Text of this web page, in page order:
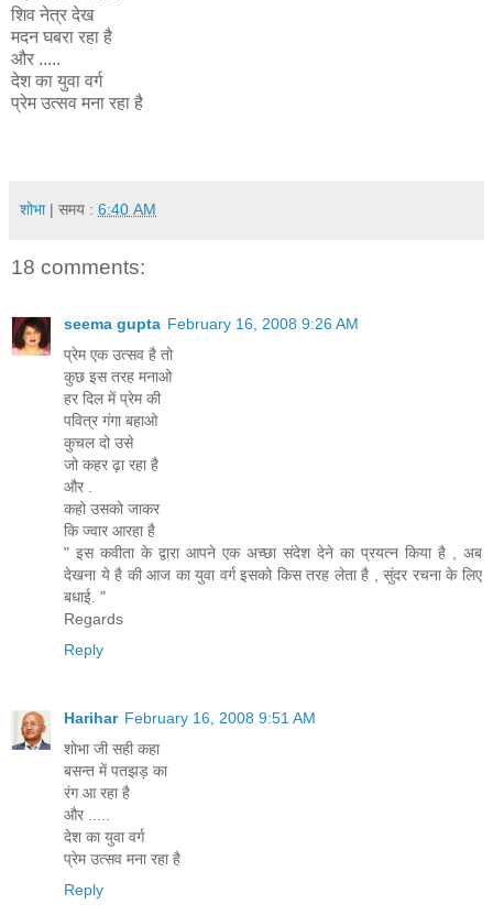
शिव नेत्र देख
मदन घबरा रहा है
और .....
देश का युवा वर्ग
प्रेम उत्सव मना रहा है
शोभा | समय : 6:40 AM
18 comments:
seema gupta February 16, 2008 9:26 AM
प्रेम एक उत्सव है तो
कुछ इस तरह मनाओ
हर दिल में प्रेम की
पवित्र गंगा बहाओ
कुचल दो उसे
जो कहर ढ़ा रहा है
और .
कहो उसको जाकर
कि ज्वार आरहा है
" इस कवीता के द्वारा आपने एक अच्छा संदेश देने का प्रयत्न किया है , अब
देखना ये है की आज का युवा वर्ग इसको किस तरह लेता है , सुंदर रचना के लिए
बधाई. "
Regards
Reply
Harihar February 16, 2008 9:51 AM
शोभा जी सही कहा
बसन्त में पतझड़ का
रंग आ रहा है
और .....
देश का युवा वर्ग
प्रेम उत्सव मना रहा है
Reply